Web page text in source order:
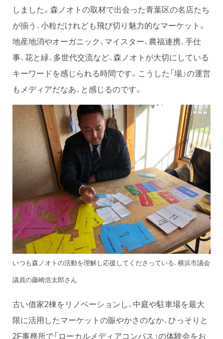
しました。森ノオトの取材で出会った青葉区の名店たち
が揃う、小粒だけれども飛び切り魅力的なマーケット。
地産地消やオーガニック、マイスター、農福連携、手仕
事、花と緑、多世代交流など、森ノオトが大切にしている
キーワードを感じられる時間です。こうした「場」の運営
もメディアだなあ、と感じるのです。
いつも森ノオトの活動を理解し応援してくださっている、横浜市議会
議員の藤崎浩太郎さん
古い借家2棟をリノベーションし、中庭や駐車場を最大
限に活用したマーケットの賑やかさのなか、ひっそりと
2F事務所で「ローカルメディアコンパス」の体験会をお